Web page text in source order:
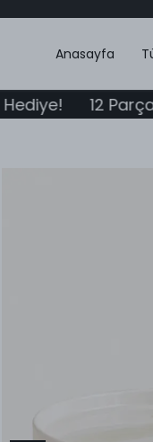
Anasayfa
12 Parça Kase